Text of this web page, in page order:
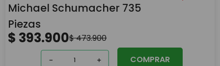
5. toy story
Michael Schumacher 735
Piezas
$ 393.900$473.900
＋
－ COMPRAR